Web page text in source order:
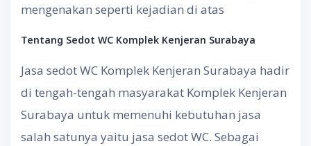
mengenakan seperti kejadian di atas
Tentang Sedot WC Komplek Kenjeran Surabaya
Jasa sedot WC Komplek Kenjeran Surabaya hadir
di tengah-tengah masyarakat Komplek Kenjeran
Surabaya untuk memenuhi kebutuhan jasa
salah satunya yaitu jasa sedot WC. Sebagai